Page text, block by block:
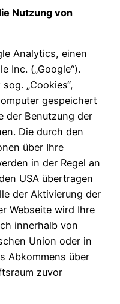
Nutzung von
Analytics, einen
Inc. („Google“).
„Cookies“,
gespeichert
der Benutzung der
Die durch den
über Ihre
in der Regel an
USA übertragen
der Aktivierung der
Webseite wird Ihre
innerhalb von
Union oder in
Abkommens über
zuvor